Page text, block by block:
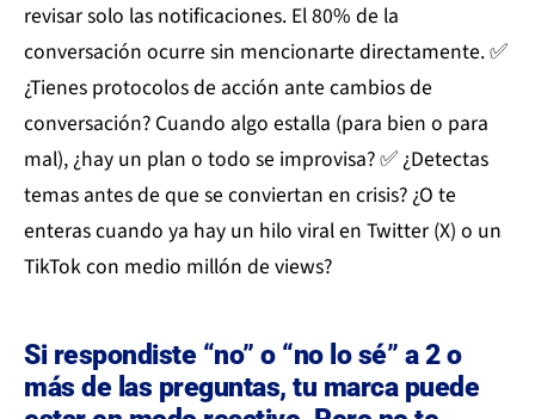
revisar solo las notificaciones. El 80% de la
conversación ocurre sin mencionarte directamente. ✅
¿Tienes protocolos de acción ante cambios de
conversación? Cuando algo estalla (para bien o para
mal), ¿hay un plan o todo se improvisa? ✅ ¿Detectas
temas antes de que se conviertan en crisis? ¿O te
enteras cuando ya hay un hilo viral en Twitter (X) o un
TikTok con medio millón de views?
Si respondiste “no” o “no lo sé” a 2 o
más de las preguntas, tu marca puede